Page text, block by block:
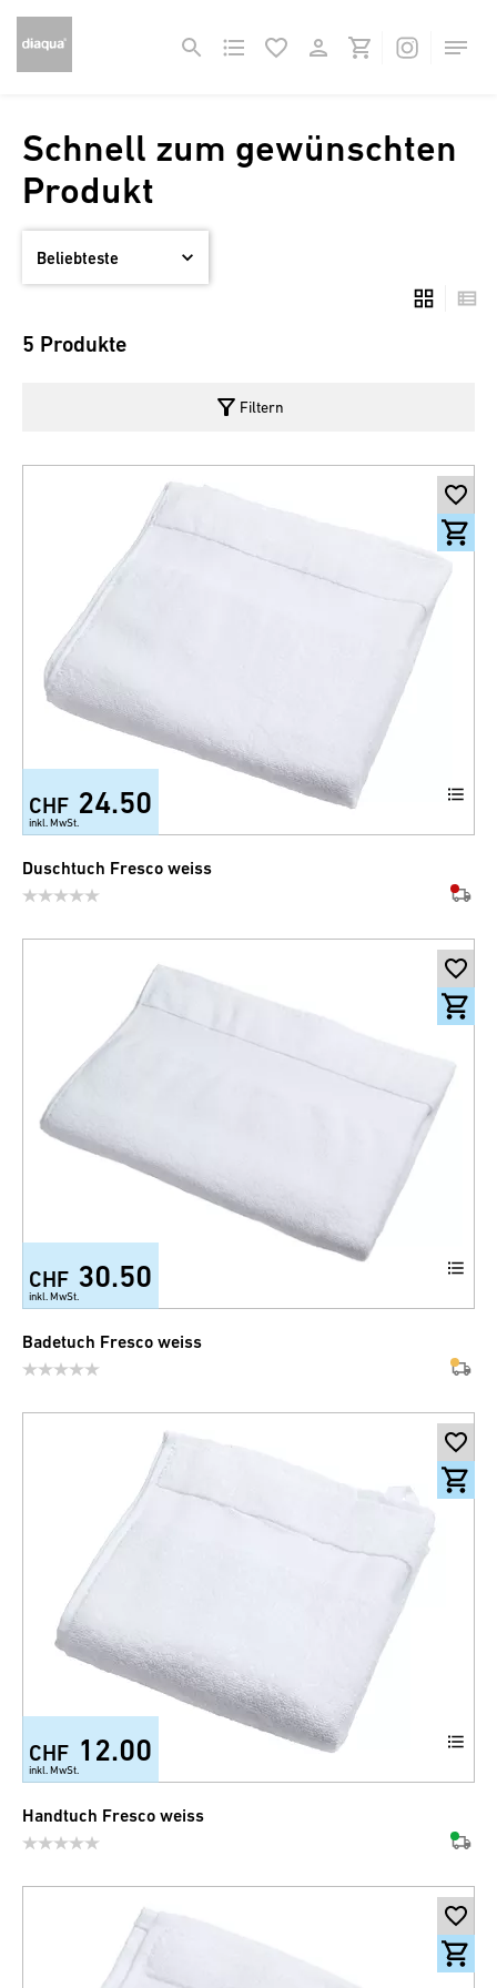
Schnell zum gewünschten
Produkt
5 Produkte
filter_alt Filtern
CHF 24.50
inkl. MwSt.
Duschtuch Fresco weiss
CHF 30.50
inkl. MwSt.
Badetuch Fresco weiss
CHF 12.00
inkl. MwSt.
Handtuch Fresco weiss